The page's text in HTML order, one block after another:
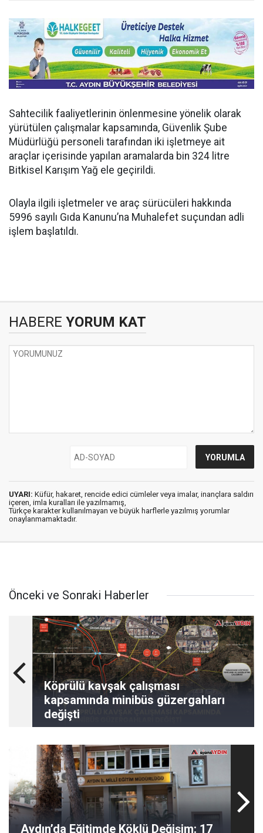
Sahtecilik faaliyetlerinin önlenmesine yönelik olarak
yürütülen çalışmalar kapsamında, Güvenlik Şube
Müdürlüğü personeli tarafından iki işletmeye ait
araçlar içerisinde yapılan aramalarda bin 324 litre
Bitkisel Karışım Yağ ele geçirildi.
Olayla ilgili işletmeler ve araç sürücüleri hakkında
5996 sayılı Gıda Kanunu’na Muhalefet suçundan adli
işlem başlatıldı.
HABERE YORUM KAT
UYARI: Küfür, hakaret, rencide edici cümleler veya imalar, inançlara saldırı
içeren, imla kuralları ile yazılmamış,
Türkçe karakter kullanılmayan ve büyük harflerle yazılmış yorumlar
onaylanmamaktadır.
Önceki ve Sonraki Haberler
Köprülü kavşak çalışması
kapsamında minibüs güzergahları
değişti
Aydın’da Eğitimde Köklü Değişim: 17